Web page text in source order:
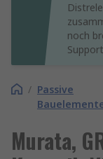
noch
/ Passive
Murata,